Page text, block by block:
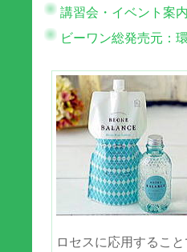
講習会・イベント案内
ビーワン総発売元：
ロセスに応用するこ